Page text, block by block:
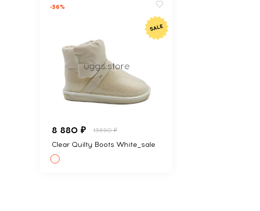
-36%
8 880 ₽ 13690 ₽
Clear Quilty Boots White_sale